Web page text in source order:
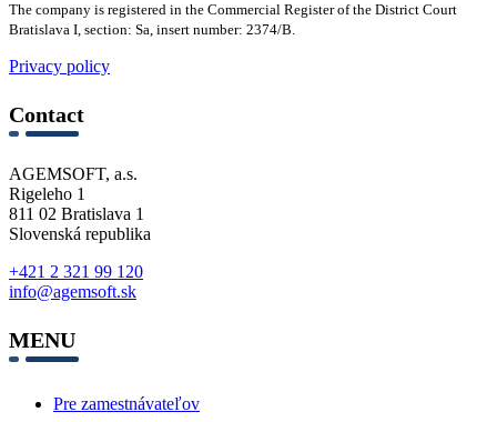
The company is registered in the Commercial Register of the District Court
Bratislava I, section: Sa, insert number: 2374/B.
Privacy policy
Contact
AGEMSOFT, a.s.
Rigeleho 1
811 02 Bratislava 1
Slovenská republika
+421 2 321 99 120
info@agemsoft.sk
MENU
Pre zamestnávateľov